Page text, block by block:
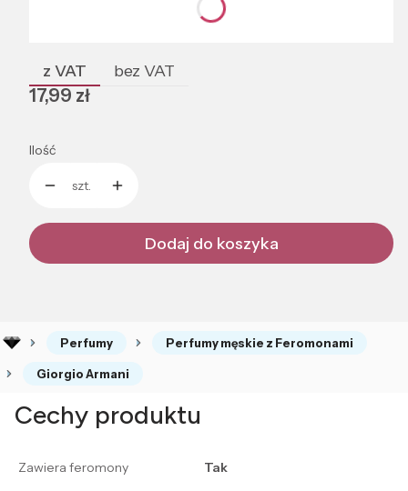
Poszczególne warianty mogą różnić się ceną
z VAT bez VAT
Cena
17,99 zł
Ilość
szt.
Dodaj do koszyka
Perfumy Perfumy męskie z Feromonami
Giorgio Armani
Cechy produktu
Zawiera feromony
Tak